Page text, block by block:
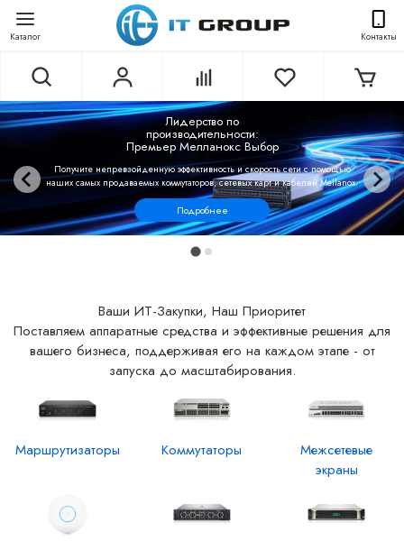
Каталог Контакты
Лидерство по
производительности:
Премьер Мелланокс Выбор
Получите непревзойденную эффективность и скорость сети с помощью
наших самых продаваемых коммутаторов, сетевых карт и кабелей Mellanox.
Подробнее
Ваши ИТ-Закупки, Наш Приоритет
Поставляем аппаратные средства и эффективные решения для
вашего бизнеса, поддерживая его на каждом этапе - от
запуска до масштабирования.
Маршрутизаторы Коммутаторы
Межсетевые
экраны